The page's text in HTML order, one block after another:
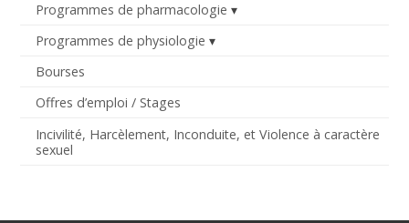
Programmes de pharmacologie
Programmes de physiologie
Bourses
Offres d’emploi / Stages
Incivilité, Harcèlement, Inconduite, et Violence à caractère
sexuel